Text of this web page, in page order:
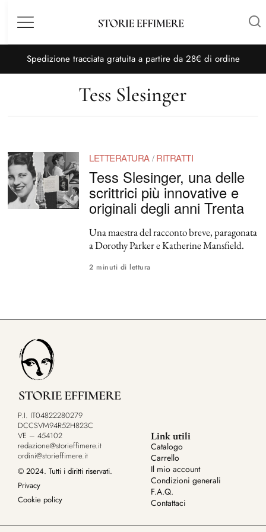
Menù
Spedizione tracciata gratuita a partire da 28€ di ordine
Tess Slesinger
LETTERATURA/ RITRATTI
Tess Slesinger, una delle
scrittrici più innovative e
originali degli anni Trenta
Una maestra del racconto breve, paragonata
a Dorothy Parker e Katherine Mansfield.
2 minuti di lettura
P.I. IT04822280279
DCCSVM94R52H823C
VE – 454102
redazione@storieffimere.it
ordini@storieffimere.it
© 2024. Tutti i diritti riservati.
Privacy
Cookie policy
Link utili
Catalogo
Carrello
Il mio account
Condizioni generali
F.A.Q.
Contattaci